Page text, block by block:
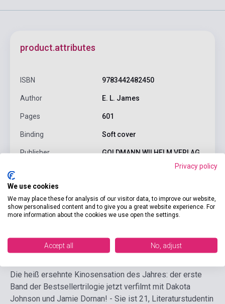
product.attributes
ISBN 9783442482450
Author E. L. James
Pages 601
Binding Soft cover
Publisher GOLDMANN,WILHELM VERLAG
Format
Language German
Detailed description Related links Reviews
Die heiß ersehnte Kinosensation des Jahres: der erste
Band der Bestsellertrilogie jetzt verfilmt mit Dakota
Johnson und Jamie Dornan! - Sie ist 21, Literaturstudentin
Privacy policy
We use cookies
We may place these for analysis of our visitor data, to improve our website,
show personalised content and to give you a great website experience. For
more information about the cookies we use open the settings.
Accept all No, adjust